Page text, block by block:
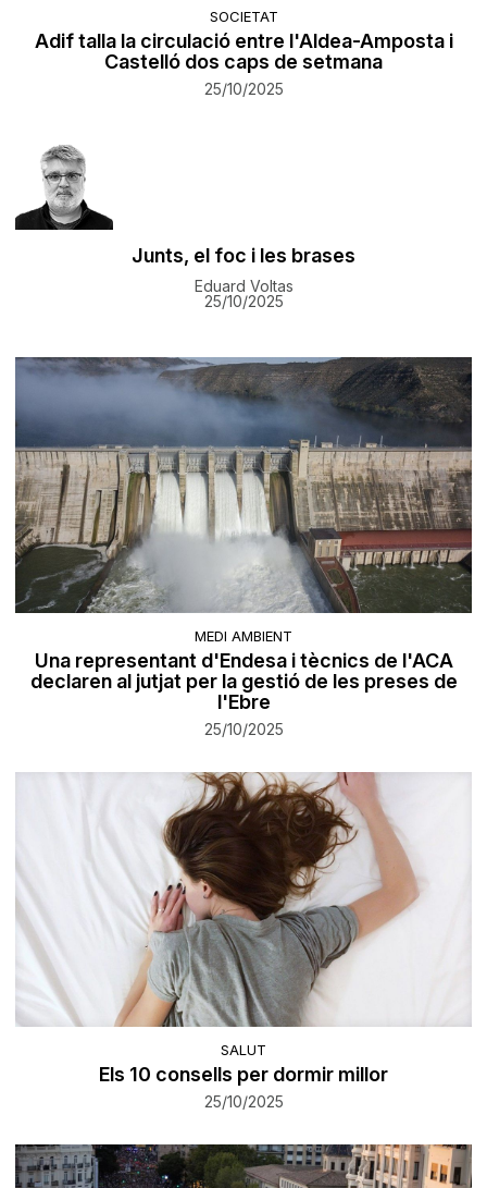
SOCIETAT
Adif talla la circulació entre l'Aldea-Amposta i
Castelló dos caps de setmana
25/10/2025
Junts, el foc i les brases
Eduard Voltas
25/10/2025
MEDI AMBIENT
Una representant d'Endesa i tècnics de l'ACA
declaren al jutjat per la gestió de les preses de
l'Ebre
25/10/2025
SALUT
Els 10 consells per dormir millor
25/10/2025